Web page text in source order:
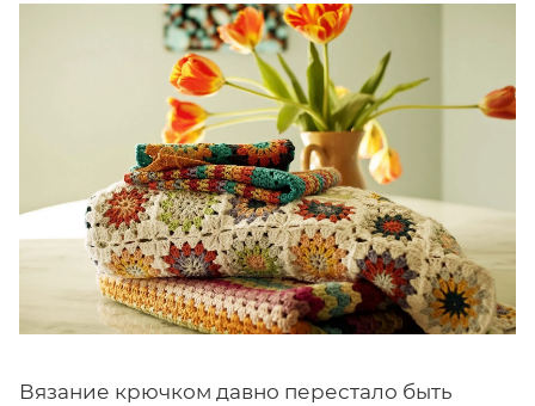
Вязание крючком давно перестало быть